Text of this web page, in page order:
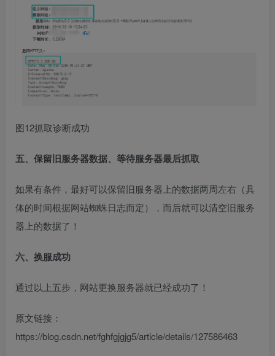
图12抓取诊断成功
五、保留旧服务器数据、等待服务器最后抓取
如果有条件，最好可以保留旧服务器上的数据两周左右（具
体的时间根据网站蜘蛛日志而定），而后就可以清空旧服务
器上的数据了！
六、换服成功
通过以上五步，网站更换服务器就已经成功了！
原文链接：
https://blog.csdn.net/fghfgjgjg5/article/details/127586463